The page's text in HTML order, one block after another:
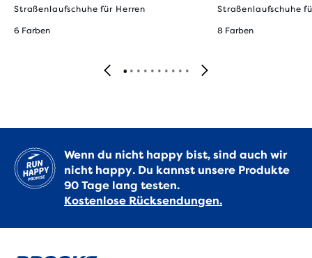
Straßenlaufschuhe für Herren
6 Farben
Straßenlaufschuhe
8 Farben
Wenn du nicht happy bist, sind auch wir
nicht happy. Du kannst unsere Produkte
90 Tage lang testen.
Kostenlose Rücksendungen.